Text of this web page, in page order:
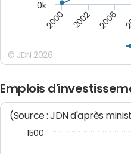
2000 2002 2006
0k
© JDN 2026
Emplois
(Source : JDN d'après
1500